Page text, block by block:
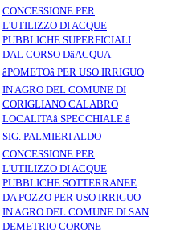
CONCESSIONE PER
L'UTILIZZO DI ACQUE
PUBBLICHE SUPERFICIALI
DAL CORSO DâACQUA
âPOMETOâ PER USO IRRIGUO
IN AGRO DEL COMUNE DI
CORIGLIANO CALABRO
LOCALITAâ SPECCHIALE â
SIG. PALMIERI ALDO
CONCESSIONE PER
L'UTILIZZO DI ACQUE
PUBBLICHE SOTTERRANEE
DA POZZO PER USO IRRIGUO
IN AGRO DEL COMUNE DI SAN
DEMETRIO CORONE